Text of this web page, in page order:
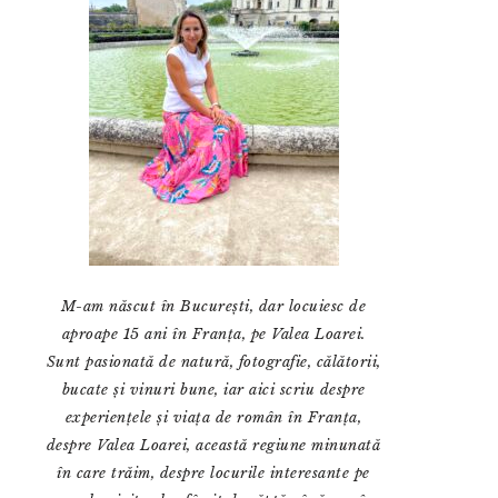
M-am născut în București, dar locuiesc de
aproape 15 ani în Franța, pe Valea Loarei.
Sunt pasionată de natură, fotografie, călătorii,
bucate și vinuri bune, iar aici scriu despre
experiențele și viața de român în Franța,
despre Valea Loarei, această regiune minunată
în care trăim, despre locurile interesante pe